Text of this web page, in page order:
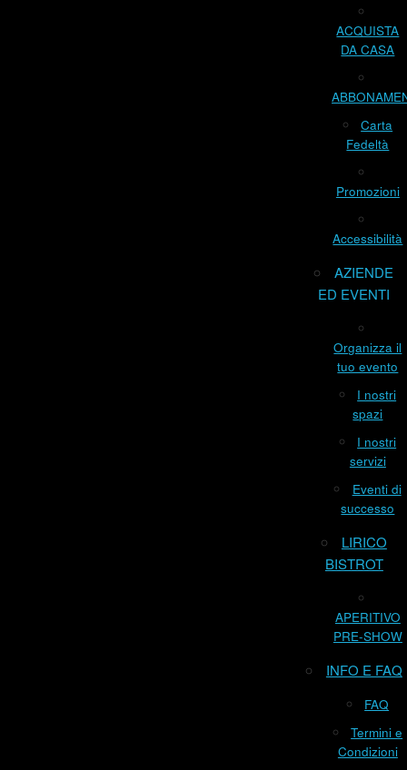
ACQUISTA
DA CASA
Carta
Fedeltà
Promozioni
Accessibilità
AZIENDE
ED EVENTI
Organizza il
tuo evento
I nostri
spazi
I nostri
servizi
Eventi di
successo
LIRICO
BISTROT
APERITIVO
PRE-SHOW
INFO E FAQ
FAQ
Termini e
Condizioni